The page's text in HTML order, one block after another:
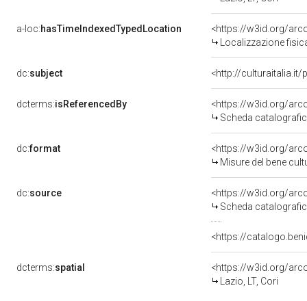
a-loc:hasTimeIndexedTypedLocation
<https://w3id.org/
Localizzazione
dc:subject <http://culturaitalia.it/
dcterms:isReferencedBy
<https://w3id.org/
Scheda
dc:format
<https://w3id.org/
Misure del bene
dc:source
<https://w3id.org/
Scheda
<https://
dcterms:spatial
<https://w3id.org/
Lazio, LT, Cori